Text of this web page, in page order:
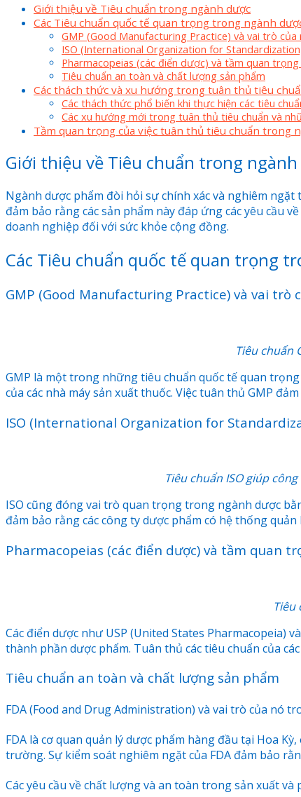
Giới thiệu về Tiêu chuẩn trong ngành dược
Các Tiêu chuẩn quốc tế quan trọng trong ngành
GMP (Good Manufacturing Practice) và vai trò
ISO (International Organization for
Pharmacopeias (các điển dược) và tầm quan
Tiêu chuẩn an toàn và chất lượng sản phẩm
Các thách thức và xu hướng trong tuân thủ tiêu
Các thách thức phổ biến khi thực hiện các tiêu
Các xu hướng mới trong tuân thủ tiêu chuẩn và
Tầm quan trọng của việc tuân thủ tiêu chuẩn trong
Giới thiệu về Tiêu chuẩn trong
Ngành dược phẩm đòi hỏi sự chính xác và nghiêm
đảm bảo rằng các sản phẩm này đáp ứng các yêu cầu
doanh nghiệp đối với sức khỏe cộng đồng.
Các Tiêu chuẩn quốc tế quan trọng
GMP (Good Manufacturing Practice) và vai trò
Tiêu chuẩn
GMP là một trong những tiêu chuẩn quốc tế quan
của các nhà máy sản xuất thuốc. Việc tuân thủ GMP
ISO (International Organization for
Tiêu chuẩn ISO giúp
ISO cũng đóng vai trò quan trọng trong ngành dược
đảm bảo rằng các công ty dược phẩm có hệ thống
Pharmacopeias (các điển dược) và tầm quan
Tiêu
Các điển dược như USP (United States Pharmacopeia)
thành phần dược phẩm. Tuân thủ các tiêu chuẩn của
Tiêu chuẩn an toàn và chất lượng sản phẩm
FDA (Food and Drug Administration) và vai trò của nó
FDA là cơ quan quản lý dược phẩm hàng đầu tại Hoa
trường. Sự kiểm soát nghiêm ngặt của FDA đảm bảo
Các yêu cầu về chất lượng và an toàn trong sản xuất